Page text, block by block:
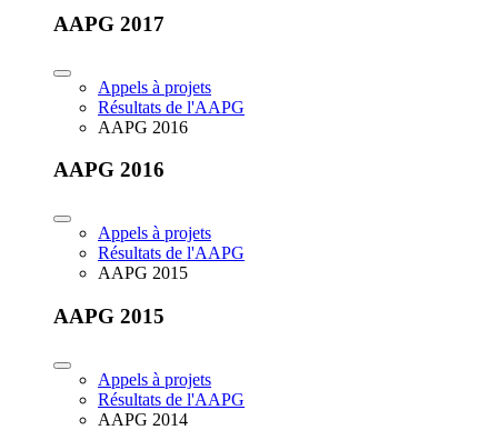
AAPG 2017
Appels à projets
Résultats de l'AAPG
AAPG 2016
AAPG 2016
Appels à projets
Résultats de l'AAPG
AAPG 2015
AAPG 2015
Appels à projets
Résultats de l'AAPG
AAPG 2014